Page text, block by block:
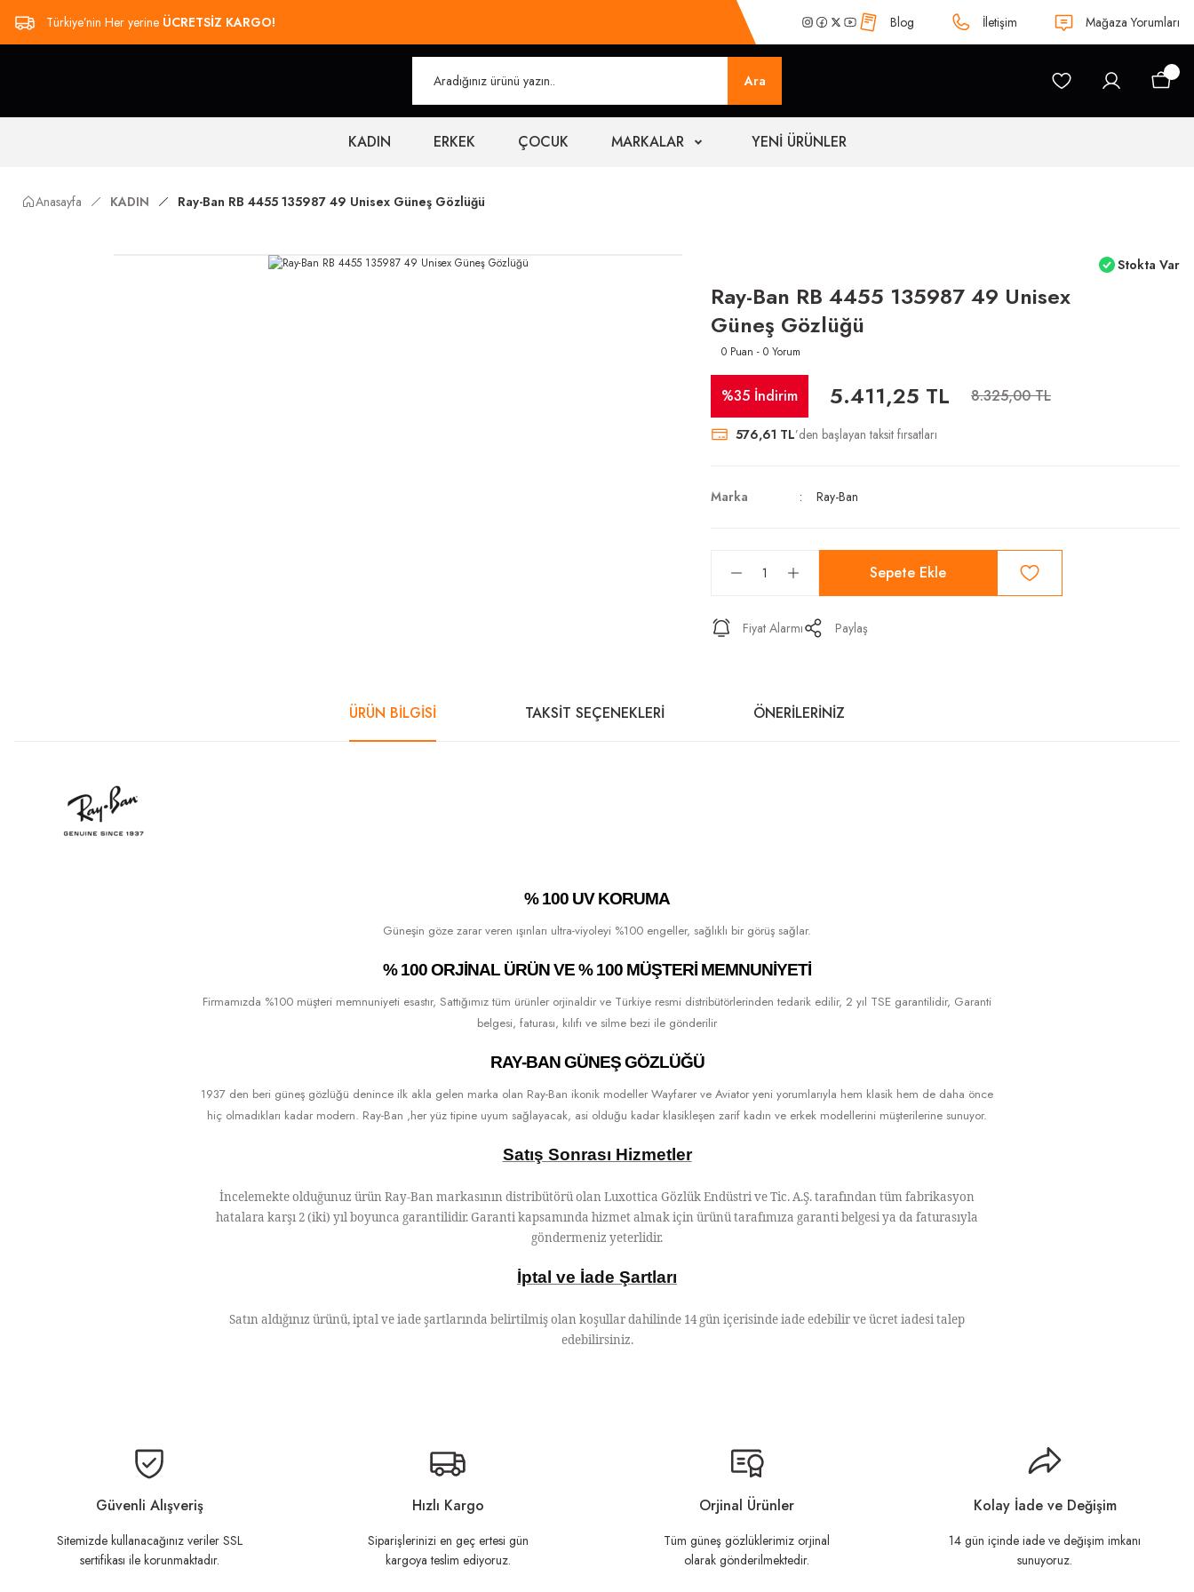
Türkiye’nin Her yerine ÜCRETSİZ KARGO! Blog İletişim Mağaza Yorumları
Ara
KADIN ERKEK ÇOCUK MARKALAR YENİ ÜRÜNLER
Anasayfa KADIN Ray-Ban RB 4455 135987 49 Unisex Güneş Gözlüğü
Ray-Ban RB 4455 135987 49 Unisex
Güneş Gözlüğü
0 Puan - 0 Yorum
Stokta Var
%35 İndirim 5.411,25 TL 8.325,00 TL
576,61 TL’den başlayan taksit fırsatları
Marka Ray-Ban
Sepete Ekle
Fiyat Alarmı Paylaş
ÜRÜN BİLGİSİ TAKSİT SEÇENEKLERİ ÖNERİLERİNİZ
% 100 UV KORUMA
Güneşin göze zarar veren ışınları ultra-viyoleyi %100 engeller, sağlıklı bir görüş sağlar.
% 100 ORJINAL ÜRÜN VE % 100 MÜŞTERI MEMNUNIYETI
Firmamızda %100 müşteri memnuniyeti esastır, Sattığımız tüm ürünler orjinaldir ve Türkiye resmi distribütörlerinden tedarik edilir, 2 yıl TSE garantilidir, Garanti
belgesi, faturası, kılıfı ve silme bezi ile gönderilir
RAY-BAN GÜNEŞ GÖZLÜĞÜ
1937 den beri güneş gözlüğü denince ilk akla gelen marka olan Ray-Ban ikonik modeller Wayfarer ve Aviator yeni yorumlarıyla hem klasik hem de daha önce
hiç olmadıkları kadar modern. Ray-Ban ,her yüz tipine uyum sağlayacak, asi olduğu kadar klasikleşen zarif kadın ve erkek modellerini müşterilerine sunuyor.
Satış Sonrası Hizmetler
İncelemekte olduğunuz ürün Ray-Ban markasının distribütörü olan Luxottica Gözlük Endüstri ve Tic. A.Ş. tarafından tüm fabrikasyon
hatalara karşı 2 (iki) yıl boyunca garantilidir. Garanti kapsamında hizmet almak için ürünü tarafımıza garanti belgesi ya da faturasıyla
göndermeniz yeterlidir.
İptal ve İade Şartları
Satın aldığınız ürünü, iptal ve iade şartlarında belirtilmiş olan koşullar dahilinde 14 gün içerisinde iade edebilir ve ücret iadesi talep
edebilirsiniz.
Ürün resmi kalitesiz, bozuk veya görüntülenemiyor.
Ürün açıklamasında eksik bilgiler bulunuyor.
Ürün bilgilerinde hatalar bulunuyor.
Ürün fiyatı diğer sitelerden daha pahalı.
Güvenli Alışveriş
Sitemizde kullanacağınız veriler SSL
sertifikası ile korunmaktadır.
Hızlı Kargo
Siparişlerinizi en geç ertesi gün
kargoya teslim ediyoruz.
Orjinal Ürünler
Tüm güneş gözlüklerimiz orjinal
olarak gönderilmektedir.
Kolay İade ve Değişim
14 gün içinde iade ve değişim imkanı
sunuyoruz.